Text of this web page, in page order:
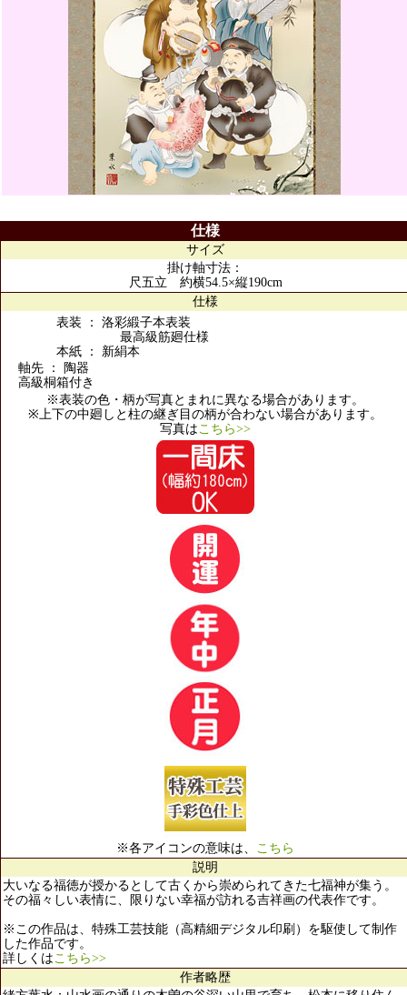
仕様
サイズ
掛け軸寸法：
尺五立 約横54.5×縦190cm
仕様
表装 ： 洛彩緞子本表装
最高級筋廻仕様
本紙 ： 新絹本
軸先 ： 陶器
高級桐箱付き
※表装の色・柄が写真とまれに異なる場合があります。
※上下の中廻しと柱の継ぎ目の柄が合わない場合があります。
写真はこちら>>
※各アイコンの意味は、 こちら
説明
大いなる福徳が授かるとして古くから崇められてきた七福神が集う。
その福々しい表情に、限りない幸福が訪れる吉祥画の代表作です。
※この作品は、特殊工芸技能（高精細デジタル印刷）を駆使して制作
した作品です。
詳しくはこちら>>
作者略歴